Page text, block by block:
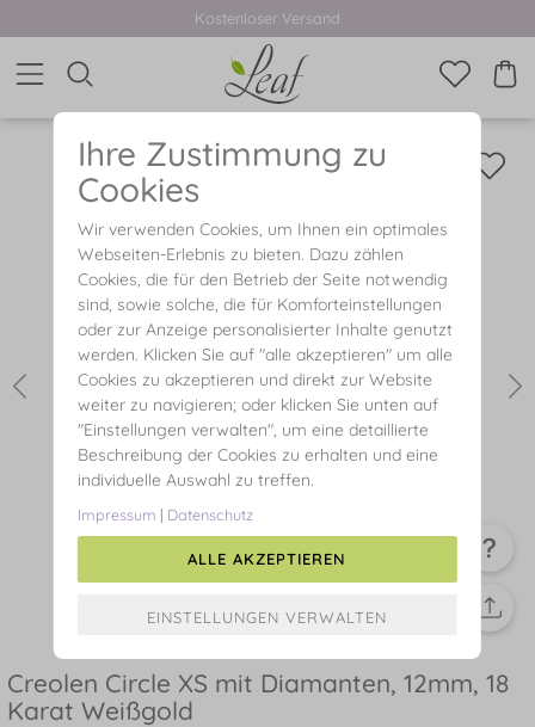
Kostenloser Versand
Creolen Circle XS mit Diamanten, 12mm, 18
Karat Weißgold
Ihre Zustimmung zu
Cookies
Wir verwenden Cookies, um Ihnen ein optimales
Webseiten-Erlebnis zu bieten. Dazu zählen
Cookies, die für den Betrieb der Seite notwendig
sind, sowie solche, die für Komforteinstellungen
oder zur Anzeige personalisierter Inhalte genutzt
werden. Klicken Sie auf "alle akzeptieren" um alle
Cookies zu akzeptieren und direkt zur Website
weiter zu navigieren; oder klicken Sie unten auf
"Einstellungen verwalten", um eine detaillierte
Beschreibung der Cookies zu erhalten und eine
individuelle Auswahl zu treffen.
Impressum | Datenschutz
ALLE AKZEPTIEREN